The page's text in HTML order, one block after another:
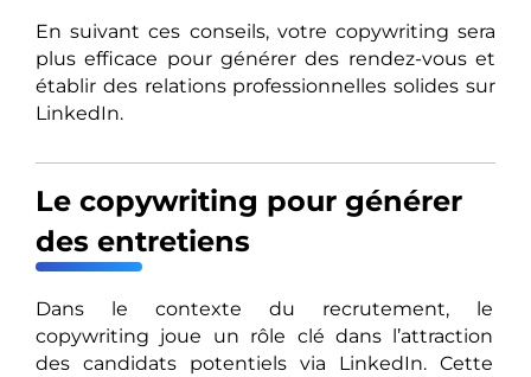
En suivant ces conseils, votre copywriting sera
plus efficace pour générer des rendez-vous et
établir des relations professionnelles solides sur
LinkedIn.
Le copywriting pour générer
des entretiens
Dans le contexte du recrutement, le
copywriting joue un rôle clé dans l’attraction
des candidats potentiels via LinkedIn. Cette